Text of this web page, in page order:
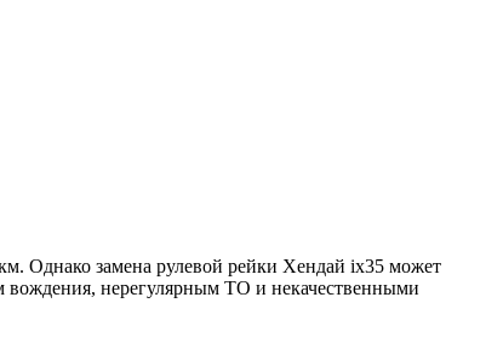
Однако замена рулевой рейки Хендай ix35 может
вождения, нерегулярным ТО и некачественными